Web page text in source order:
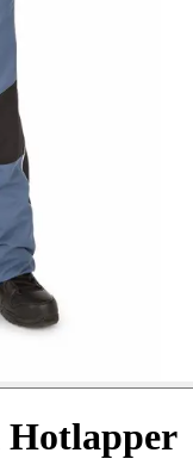
Hotlapper